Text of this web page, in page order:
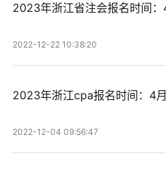
2023年浙江省注会报名时间
2022-12-22 10:38:20
2023年浙江cpa报名时间：4
2022-12-04 09:56:47